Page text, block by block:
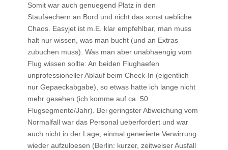
Somit war auch genuegend Platz in den
Staufaechern an Bord und nicht das sonst uebliche
Chaos. Easyjet ist m.E. klar empfehlbar, man muss
halt nur wissen, was man bucht (und an Extras
zubuchen muss). Was man aber unabhaengig vom
Flug wissen sollte: An beiden Flughaefen
unprofessioneller Ablauf beim Check-In (eigentlich
nur Gepaeckabgabe), so etwas hatte ich lange nicht
mehr gesehen (ich komme auf ca. 50
Flugsegmente/Jahr). Bei geringster Abweichung vom
Normalfall war das Personal ueberfordert und war
auch nicht in der Lage, einmal generierte Verwirrung
wieder aufzuloesen (Berlin: kurzer, zeitweiser Ausfall